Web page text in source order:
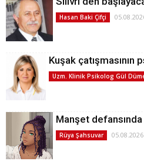
Hasan Baki Çifçi
Kuşak
Uzm. Klinik Psikolog Gül
Manşet
Rüya Şahsuvar 05.08.2026